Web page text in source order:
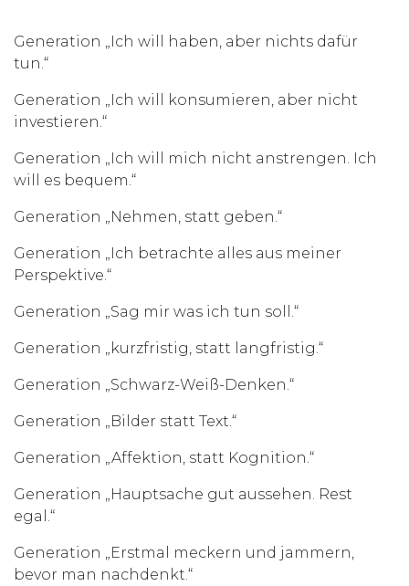
Generation „Ich will haben, aber nichts dafür
tun.“
Generation „Ich will konsumieren, aber nicht
investieren.“
Generation „Ich will mich nicht anstrengen. Ich
will es bequem.“
Generation „Nehmen, statt geben.“
Generation „Ich betrachte alles aus meiner
Perspektive.“
Generation „Sag mir was ich tun soll.“
Generation „kurzfristig, statt langfristig.“
Generation „Schwarz-Weiß-Denken.“
Generation „Bilder statt Text.“
Generation „Affektion, statt Kognition.“
Generation „Hauptsache gut aussehen. Rest
egal.“
Generation „Erstmal meckern und jammern,
bevor man nachdenkt.“